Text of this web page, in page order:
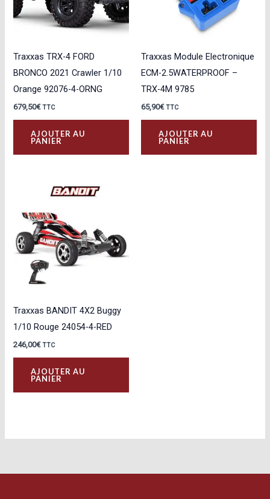
Traxxas TRX-4 FORD
BRONCO 2021 Crawler 1/10
Orange 92076-4-ORNG
679,50€ TTC
AJOUTER AU
PANIER
Traxxas Module Electronique
ECM-2.5WATERPROOF –
TRX-4M 9785
65,90€ TTC
AJOUTER AU
PANIER
Traxxas BANDIT 4X2 Buggy
1/10 Rouge 24054-4-RED
246,00€ TTC
AJOUTER AU
PANIER